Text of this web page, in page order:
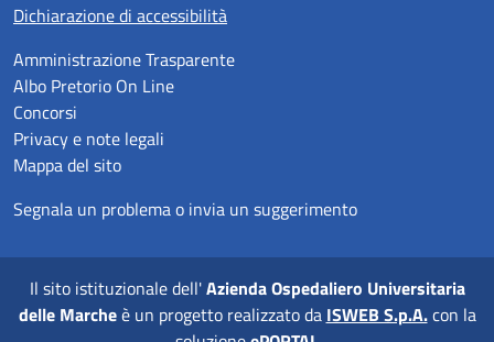
Dichiarazione di accessibilità
Amministrazione Trasparente
Albo Pretorio On Line
Concorsi
Privacy e note legali
Mappa del sito
Segnala un problema o invia un suggerimento
Il sito istituzionale dell'Azienda Ospedaliero Universitaria
delle Marcheè un progetto realizzato da ISWEB S.p.A.con la